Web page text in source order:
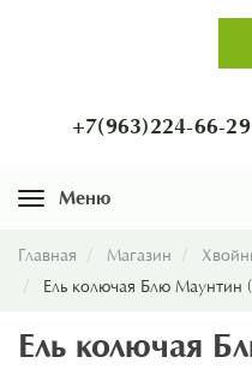
+7(963)224-66-29
Навигация
Меню
Главная Магазин
Ель колючая Блю Маунтин
Ель колючая